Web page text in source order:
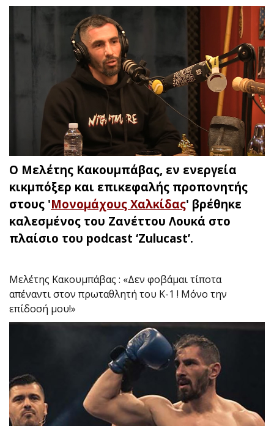
Ο Μελέτης Κακουμπάβας, εν ενεργεία
κικμπόξερ και επικεφαλής προπονητής
στους 'Μονομάχους Χαλκίδας' βρέθηκε
καλεσμένος του Ζανέττου Λουκά στο
πλαίσιο του podcast ‘Zulucast’.
Μελέτης Κακουμπάβας : «Δεν φοβάμαι τίποτα
απέναντι στον πρωταθλητή του Κ-1 ! Μόνο την
επίδοσή μου!»